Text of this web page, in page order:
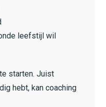
leefstijl wil
starten. Juist
hebt, kan coaching